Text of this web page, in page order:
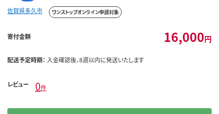
佐賀県多久市 ワンストップオンライン申請対象
寄付金額 16,000円
配送予定時期： 入金確認後、8週以内に発送いたします
レビュー 0件